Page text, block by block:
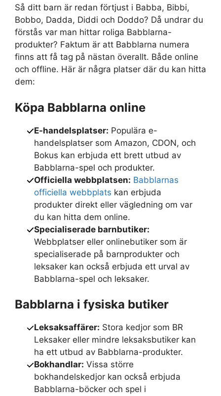
Så ditt barn är redan förtjust i Babba, Bibbi,
Bobbo, Dadda, Diddi och Doddo? Då undrar du
förstås var man hittar roliga Babblarna-
produkter? Faktum är att Babblarna numera
finns att få tag på nästan överallt. Både online
och offline. Här är några platser där du kan hitta
dem:
Köpa Babblarna online
E-handelsplatser: Populära e-
handelsplatser som Amazon, CDON, och
Bokus kan erbjuda ett brett utbud av
Babblarna-spel och produkter.
Officiella webbplatsen: Babblarnas
officiella webbplats kan erbjuda
produkter direkt eller vägledning om var
du kan hitta dem online.
Specialiserade barnbutiker:
Webbplatser eller onlinebutiker som är
specialiserade på barnprodukter och
leksaker kan också erbjuda ett urval av
Babblarna-spel och leksaker.
Babblarna i fysiska butiker
Leksaksaffärer: Stora kedjor som BR
Leksaker eller mindre leksaksbutiker kan
ha ett utbud av Babblarna-produkter.
Bokhandlar: Vissa större
bokhandelskedjor kan också erbjuda
Babblarna-böcker och spel i